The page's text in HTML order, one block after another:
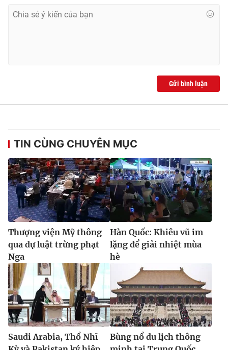
Gửi bình luận
TIN CÙNG CHUYÊN MỤC
Thượng viện Mỹ thông
qua dự luật trừng phạt
Nga
Hàn Quốc: Khiêu vũ im
lặng để giải nhiệt mùa
hè
Saudi Arabia, Thổ Nhĩ
Bùng nổ du lịch thông